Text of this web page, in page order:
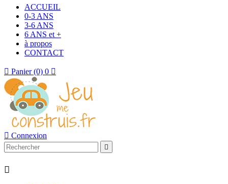
ACCUEIL
0-3 ANS
3-6 ANS
6 ANS et +
à propos
CONTACT
 Panier (0) 0 
 Connexion

